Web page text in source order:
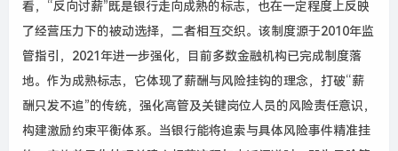
看，“反向讨薪”既是银行走向成熟的标志，也在一定程度上反映
了经营压力下的被动选择，二者相互交织。该制度源于2010年监
管指引，2021年进一步强化，目前多数金融机构已完成制度落
地。作为成熟标志，它体现了薪酬与风险挂钩的理念，打破“薪
酬只发不追”的传统，强化高管及关键岗位人员的风险责任意识，
构建激励约束平衡体系。当银行能将追索与具体风险事件精准挂